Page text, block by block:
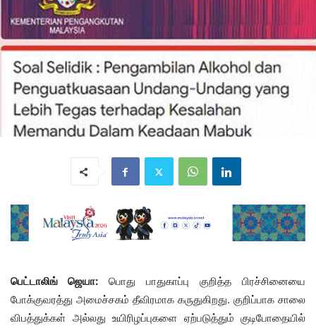
பெட்டாலிங் ஜெயா: பொது பாதுகாப்பு குறித்த பிரச்சினையை
போக்குவரத்து அமைச்சகம் தீவிரமாக கருதுகிறது. குறிப்பாக சாலை
விபத்துக்கள் அல்லது உயிரிழப்புகளை ஏற்படுத்தும் குடிபோதையில்